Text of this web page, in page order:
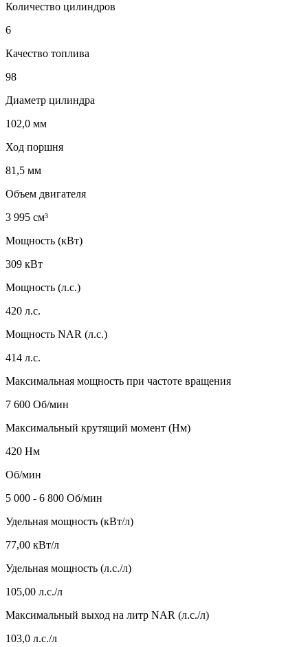
Количество цилиндров
6
Качество топлива
98
Диаметр цилиндра
102,0 мм
Ход поршня
81,5 мм
Объем двигателя
3 995 см³
Мощность (кВт)
309 кВт
Мощность (л.с.)
420 л.с.
Мощность NAR (л.с.)
414 л.с.
Максимальная мощность при частоте вращения
7 600 Об/мин
Максимальный крутящий момент (Нм)
420 Нм
Об/мин
5 000 - 6 800 Об/мин
Удельная мощность (кВт/л)
77,00 кВт/л
Удельная мощность (л.с./л)
105,00 л.с./л
Максимальный выход на литр NAR (л.с./л)
103,0 л.с./л